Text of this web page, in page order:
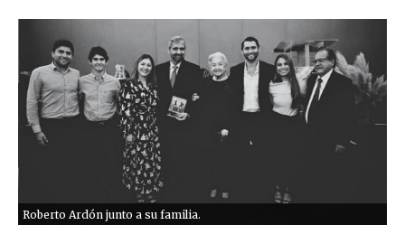
Roberto Ardón junto a su familia.